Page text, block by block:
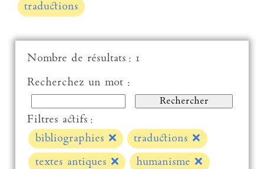
traductions
Nombre de résultats : 1
Recherchez un mot :
Filtres actifs :
bibliographies ❌ traductions❌
textes antiques ❌ humanisme❌